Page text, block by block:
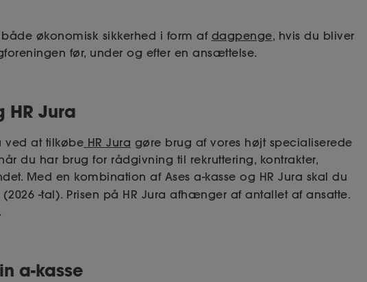
økonomisk sikkerhed i form af dagpenge, hvis du bliver
før, under og efter en ansættelse.
HR Jura
ved at tilkøbe HR Jura gøre brug af vores højt specialiserede
du har brug for rådgivning til rekruttering, kontrakter,
Med en kombination af Ases a-kasse og HR Jura skal du
(2026 -tal). Prisen på HR Jura afhænger af antallet af ansatte.
a-kasse